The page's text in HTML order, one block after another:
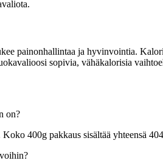
painonhallintaa ja hyvinvointia.
sopivia, vähäkalorisia
on?
400g pakkaus sisältää yhteensä